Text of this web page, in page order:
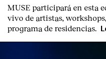
MUSE participará en esta
vivo de artistas,
programa de residencias.